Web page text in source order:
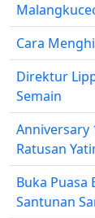
Cara
Direktur
Semain
Anniversary
Ratusan
Buka Puasa
Santunan